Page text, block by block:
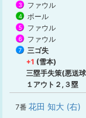
3 ファウル
4 ボール
5 ファウル
6 ファウル
7
三ゴ失
+1 (雪本)
三塁手失策(悪送
１アウト２,３塁
7番 花田 知大 (右)